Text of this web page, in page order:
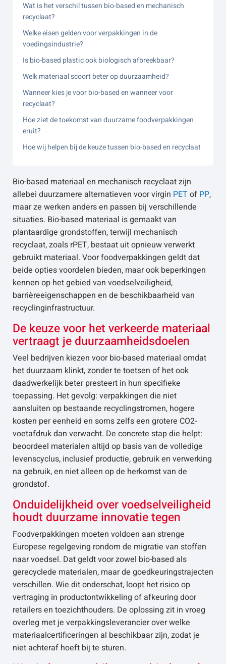
Wat is het verschil tussen bio-based en mechanisch
recyclaat?
Welke eisen gelden voor verpakkingen in de
voedingsindustrie?
Is bio-based plastic ook biologisch afbreekbaar?
Welk materiaal scoort beter op duurzaamheid?
Wanneer kies je voor bio-based en wanneer voor
recyclaat?
Hoe ziet de toekomst van duurzame foodverpakkingen
eruit?
Hoe wij helpen bij de keuze tussen bio-based en recyclaat
Bio-based materiaal en mechanisch recyclaat zijn
allebei duurzamere alternatieven voor virgin PETof PP,
maar ze werken anders en passen bij verschillende
situaties. Bio-based materiaal is gemaakt van
plantaardige grondstoffen, terwijl mechanisch
recyclaat, zoals rPET, bestaat uit opnieuw verwerkt
gebruikt materiaal. Voor foodverpakkingen geldt dat
beide opties voordelen bieden, maar ook beperkingen
kennen op het gebied van voedselveiligheid,
barrièreeigenschappen en de beschikbaarheid van
recyclinginfrastructuur.
De keuze voor het verkeerde materiaal
vertraagt je duurzaamheidsdoelen
Veel bedrijven kiezen voor bio-based materiaal omdat
het duurzaam klinkt, zonder te toetsen of het ook
daadwerkelijk beter presteert in hun specifieke
toepassing. Het gevolg: verpakkingen die niet
aansluiten op bestaande recyclingstromen, hogere
kosten per eenheid en soms zelfs een grotere CO2-
voetafdruk dan verwacht. De concrete stap die helpt:
beoordeel materialen altijd op basis van de volledige
levenscyclus, inclusief productie, gebruik en verwerking
na gebruik, en niet alleen op de herkomst van de
grondstof.
Onduidelijkheid over voedselveiligheid
houdt duurzame innovatie tegen
Foodverpakkingen moeten voldoen aan strenge
Europese regelgeving rondom de migratie van stoffen
naar voedsel. Dat geldt voor zowel bio-based als
gerecyclede materialen, maar de goedkeuringstrajecten
verschillen. Wie dit onderschat, loopt het risico op
vertraging in productontwikkeling of afkeuring door
retailers en toezichthouders. De oplossing zit in vroeg
overleg met je verpakkingsleverancier over welke
materiaalcertificeringen al beschikbaar zijn, zodat je
niet achteraf hoeft bij te sturen.